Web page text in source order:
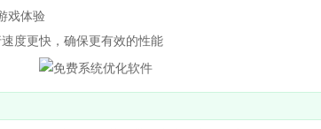
戏体验
度更快，确保更有效的性能